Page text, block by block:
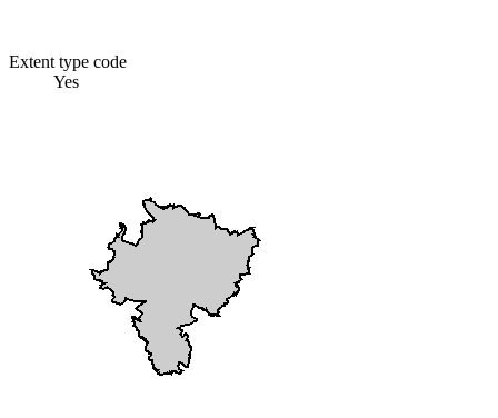
Extent type code
Yes